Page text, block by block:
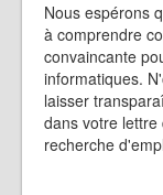
Nous espérons
à comprendre
convaincante
informatiques.
laisser
dans votre
recherche